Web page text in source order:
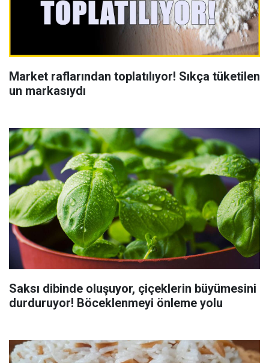
Market raflarından toplatılıyor! Sıkça tüketilen
un markasıydı
Saksı dibinde oluşuyor, çiçeklerin büyümesini
durduruyor! Böceklenmeyi önleme yolu